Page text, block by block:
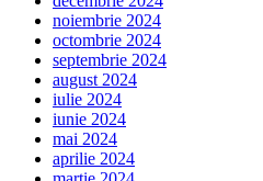
noiembrie 2024
octombrie 2024
septembrie 2024
august 2024
iulie 2024
iunie 2024
mai 2024
aprilie 2024